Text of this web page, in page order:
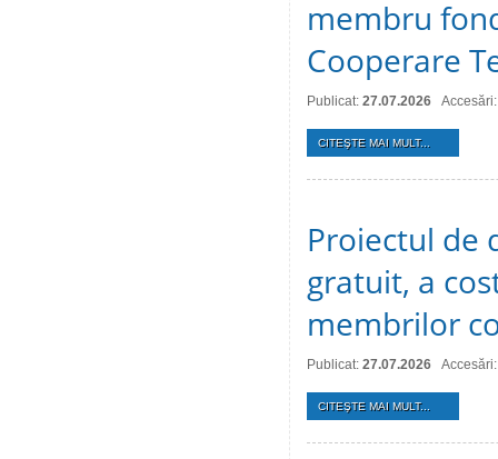
membru
Cooperare
Publicat: 27.07.2026
CITEŞTE MAI MULT...
Proiectul de
gratuit, a
membrilor
Publicat: 27.07.2026
CITEŞTE MAI MULT...